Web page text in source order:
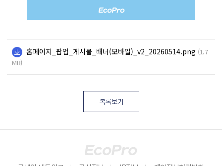
홈페이지_팝업_게시물_배너(모바일)_v2_20260514.png (1.7
MB)
목록보기